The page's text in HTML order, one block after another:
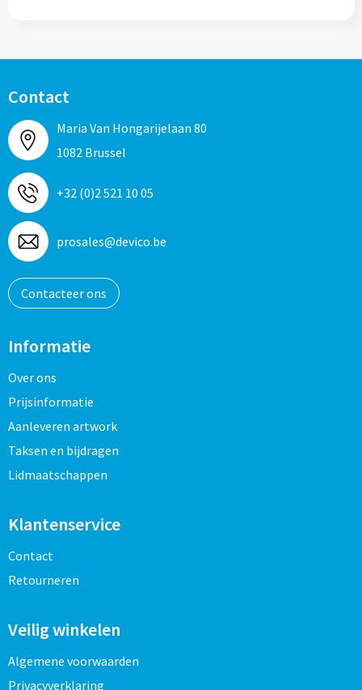
Contact
Maria Van Hongarijelaan 80
1082 Brussel
+32 (0)2 521 10 05
prosales@devico.be
Contacteer ons
Informatie
Over ons
Prijsinformatie
Aanleveren artwork
Taksen en bijdragen
Lidmaatschappen
Klantenservice
Contact
Retourneren
Veilig winkelen
Algemene voorwaarden
Privacyverklaring